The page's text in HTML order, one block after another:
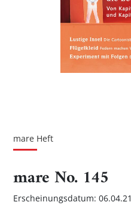
Bildgalerie
mare Heft
mare No. 145
Erscheinungsdatum: 06.04.21